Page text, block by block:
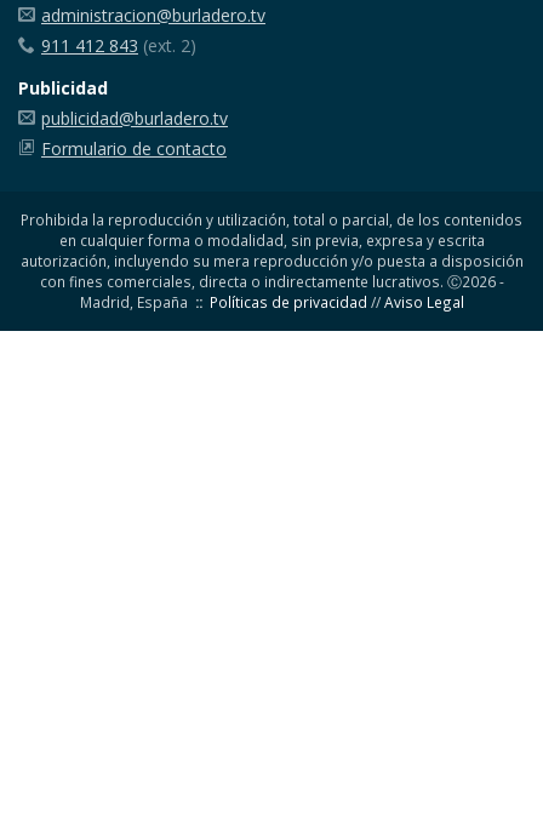
administracion@burladero.tv
911 412 843 (ext. 2)
Publicidad
publicidad@burladero.tv
Formulario de contacto
Prohibida la reproducción y utilización, total o parcial, de los contenidos
en cualquier forma o modalidad, sin previa, expresa y escrita
autorización, incluyendo su mera reproducción y/o puesta a disposición
con fines comerciales, directa o indirectamente lucrativos. Ⓒ2026 -
Madrid, España :: Políticas de privacidad //Aviso Legal